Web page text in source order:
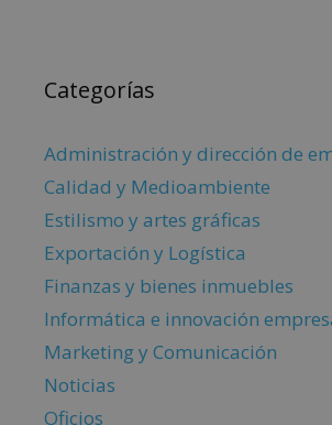
Categorías
Administración y dirección de
Calidad y Medioambiente
Estilismo y artes gráficas
Exportación y Logística
Finanzas y bienes inmuebles
Informática e innovación
Marketing y Comunicación
Noticias
Oficios